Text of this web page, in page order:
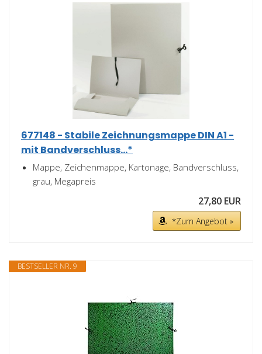
677148 - Stabile Zeichnungsmappe DIN A1 -
mit Bandverschluss...*
Mappe, Zeichenmappe, Kartonage, Bandverschluss,
grau, Megapreis
27,80 EUR
*Zum Angebot »
BESTSELLER NR. 9